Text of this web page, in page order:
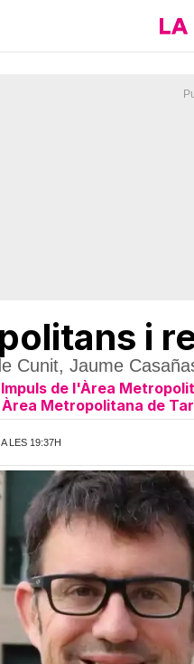
i
Cunit, Jaume
de l'Àrea
Metropolitana de
LES 19:37H